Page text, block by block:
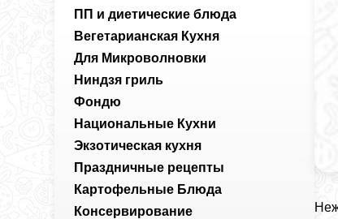
ПП и диетические блюда
Вегетарианская Кухня
Для Микроволновки
Ниндзя гриль
Фондю
Национальные Кухни
Экзотическая кухня
Праздничные рецепты
Картофельные Блюда
Консервирование